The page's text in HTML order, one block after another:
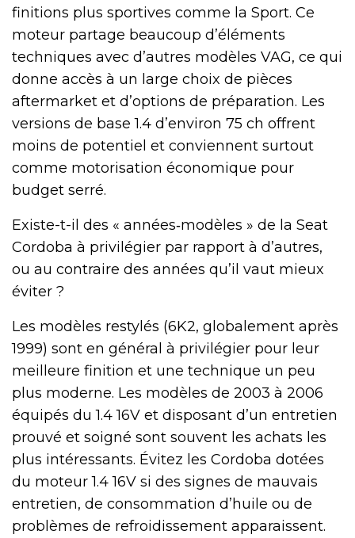
finitions plus sportives comme la Sport. Ce
moteur partage beaucoup d’éléments
techniques avec d’autres modèles VAG, ce qui
donne accès à un large choix de pièces
aftermarket et d’options de préparation. Les
versions de base 1.4 d’environ 75 ch offrent
moins de potentiel et conviennent surtout
comme motorisation économique pour
budget serré.
Existe-t-il des « années‑modèles » de la Seat
Cordoba à privilégier par rapport à d’autres,
ou au contraire des années qu’il vaut mieux
éviter ?
Les modèles restylés (6K2, globalement après
1999) sont en général à privilégier pour leur
meilleure finition et une technique un peu
plus moderne. Les modèles de 2003 à 2006
équipés du 1.4 16V et disposant d’un entretien
prouvé et soigné sont souvent les achats les
plus intéressants. Évitez les Cordoba dotées
du moteur 1.4 16V si des signes de mauvais
entretien, de consommation d’huile ou de
problèmes de refroidissement apparaissent.